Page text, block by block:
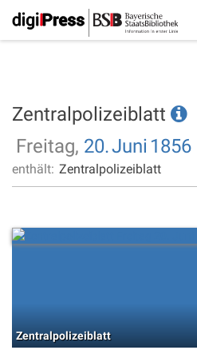
Zentralpolizeiblatt
Freitag, 20.Juni 1856
enthält: Zentralpolizeiblatt
Zentralpolizeiblatt